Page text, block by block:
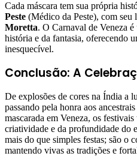
Cada máscara tem sua própria
Peste (Médico da Peste), com seu
Moretta. O Carnaval de Veneza é
história e da fantasia, oferecendo
inesquecível.
Conclusão: A
De explosões de cores na Índia a
passando pela honra aos
mascarada em Veneza, os
criatividade e da profundidade do
mais do que simples festas; são o
mantendo vivas as tradições e